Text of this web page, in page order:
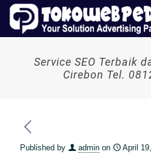
Service SEO Terbaik
Cirebon Tel.
Published by admin on April